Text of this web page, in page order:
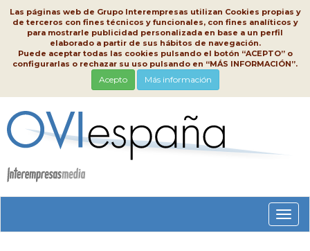
Las páginas web de Grupo Interempresas utilizan Cookies propias y
de terceros con fines técnicos y funcionales, con fines analíticos y
para mostrarle publicidad personalizada en base a un perfil
elaborado a partir de sus hábitos de navegación.
Puede aceptar todas las cookies pulsando el botón “ACEPTO” o
configurarlas o rechazar su uso pulsando en “MÁS INFORMACIÓN”.
Acepto Más información